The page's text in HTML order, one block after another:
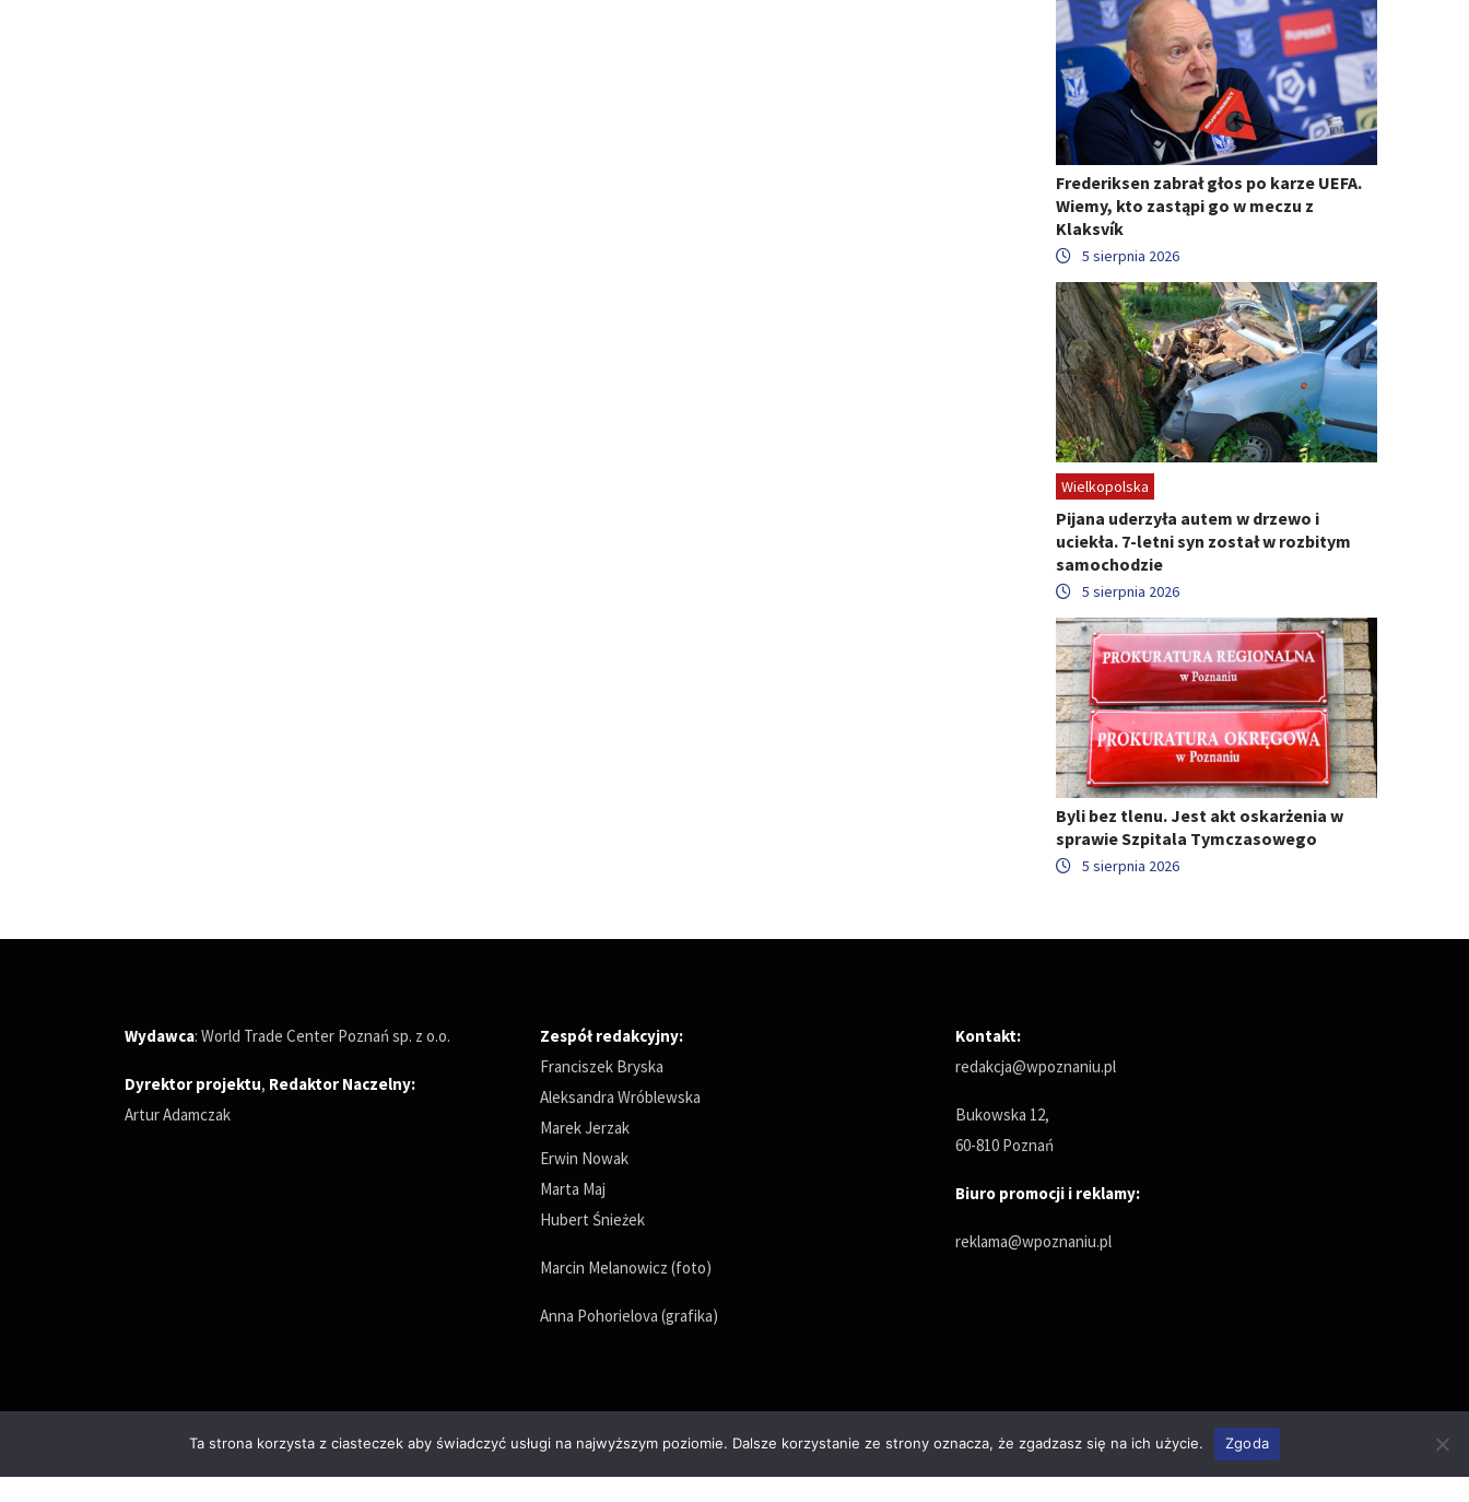
Frederiksen zabrał głos po karze UEFA.
Wiemy, kto zastąpi go w meczu z
Klaksvík
5 sierpnia 2026
Wielkopolska
Pijana uderzyła autem w drzewo i
uciekła. 7-letni syn został w rozbitym
samochodzie
5 sierpnia 2026
Byli bez tlenu. Jest akt oskarżenia w
sprawie Szpitala Tymczasowego
5 sierpnia 2026
Wydawca: World Trade Center Poznań sp. z o.o.
Dyrektor projektu, Redaktor Naczelny:
Artur Adamczak
Zespół redakcyjny:
Franciszek Bryska
Aleksandra Wróblewska
Marek Jerzak
Erwin Nowak
Marta Maj
Hubert Śnieżek
Marcin Melanowicz (foto)
Anna Pohorielova (grafika)
Kontakt:
redakcja@wpoznaniu.pl
Bukowska 12,
60-810 Poznań
Biuro promocji i reklamy:
reklama@wpoznaniu.pl
Ta strona korzysta z ciasteczek aby świadczyć usługi na najwyższym poziomie. Dalsze korzystanie ze strony oznacza, że zgadzasz się na ich użycie. Zgoda